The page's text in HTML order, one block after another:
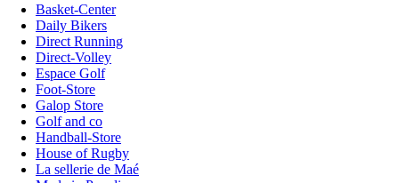
Basket-Center
Daily Bikers
Direct Running
Direct-Volley
Espace Golf
Foot-Store
Galop Store
Golf and co
Handball-Store
House of Rugby
La sellerie de Maé